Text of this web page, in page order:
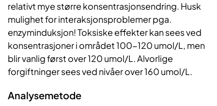
relativt mye større konsentrasjonsendring. Husk
mulighet for interaksjonsproblemer pga.
enzyminduksjon! Toksiske effekter kan sees ved
konsentrasjoner i området 100-120 umol/L, men
blir vanlig først over 120 umol/L. Alvorlige
forgiftninger sees ved nivåer over 160 umol/L.
Analysemetode